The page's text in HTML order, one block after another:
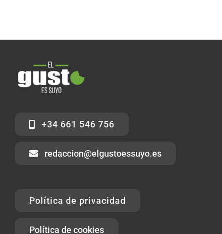
+34 661 546 756
redaccion@elgustoessuyo.es
Política de privacidad
Política de cookies